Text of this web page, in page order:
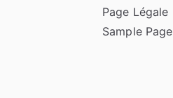
Page Légale
Sample Page